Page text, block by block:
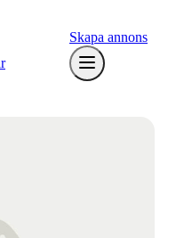
Skapa annons